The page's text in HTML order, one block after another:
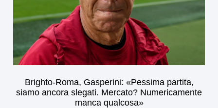
Brighto-Roma, Gasperini: «Pessima partita,
siamo ancora slegati. Mercato? Numericamente
manca qualcosa»